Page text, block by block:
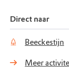
Direct naar
Beeckestijn
Meer